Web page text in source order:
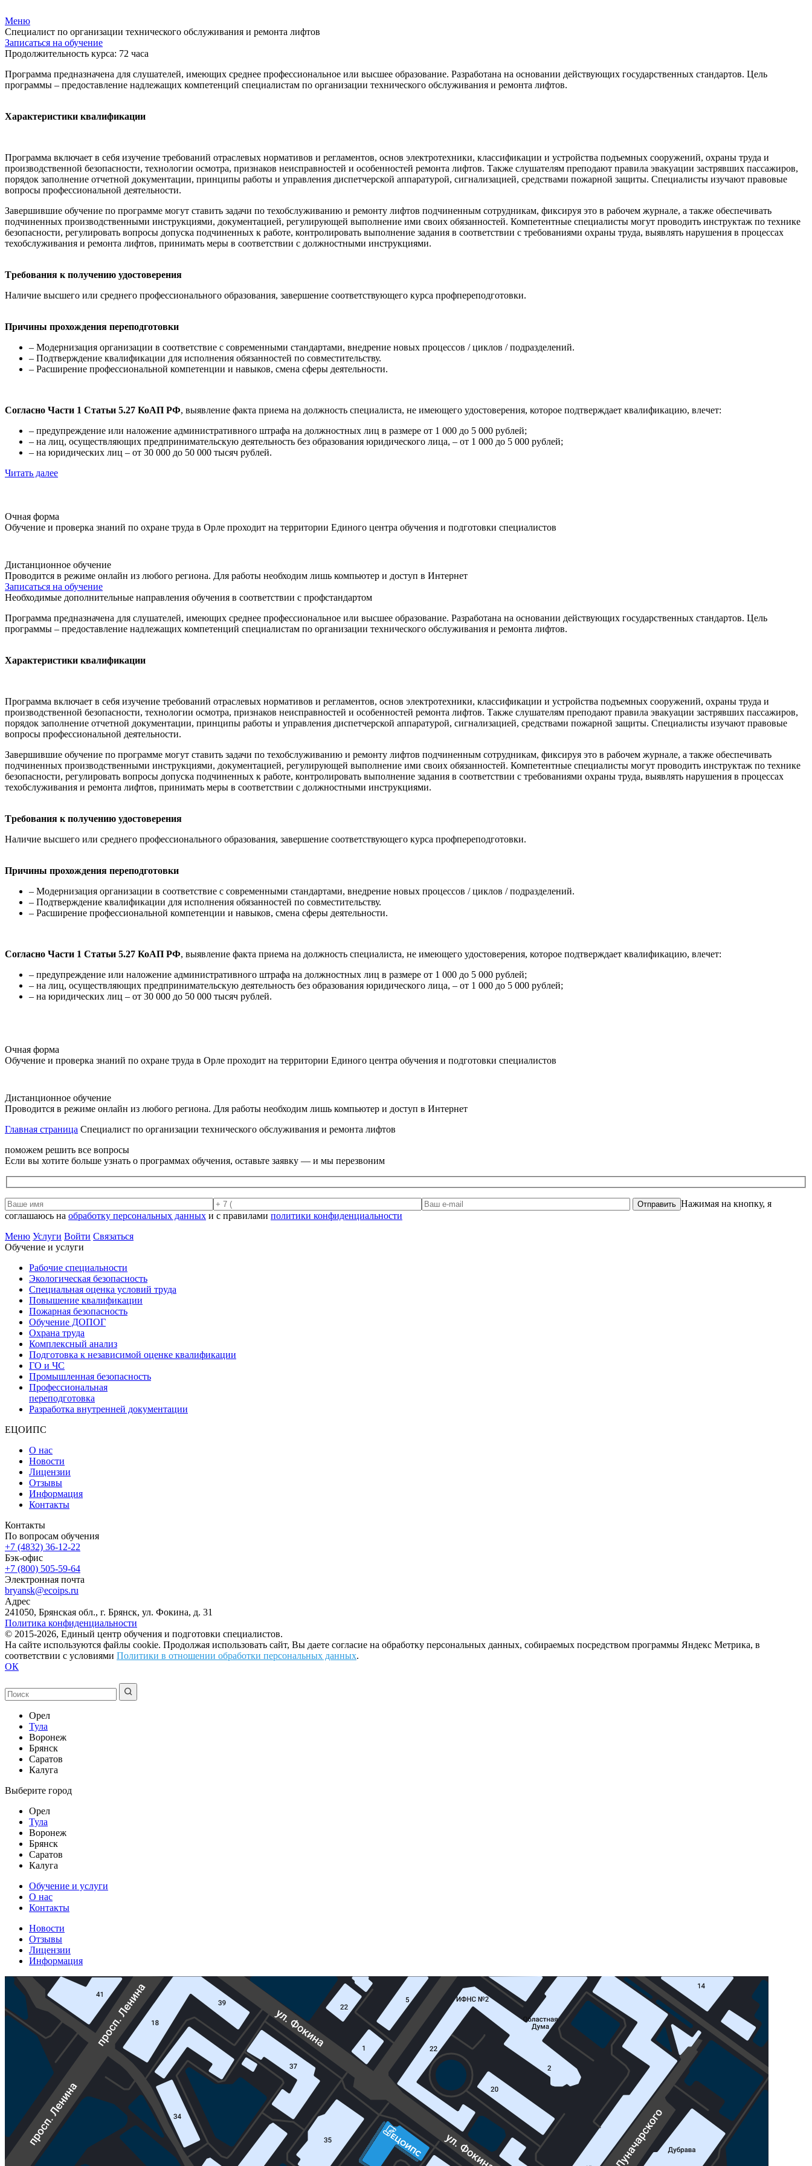
Меню
Специалист по организации технического обслуживания и ремонта лифтов
Записаться на обучение
Продолжительность курса: 72 часа
Программа предназначена для слушателей, имеющих среднее профессиональное или высшее образование. Разработана на основании действующих государственных стандартов. Цель
программы – предоставление надлежащих компетенций специалистам по организации технического обслуживания и ремонта лифтов.
Характеристики квалификации
Программа включает в себя изучение требований отраслевых нормативов и регламентов, основ электротехники, классификации и устройства подъемных сооружений, охраны труда и
производственной безопасности, технологии осмотра, признаков неисправностей и особенностей ремонта лифтов. Также слушателям преподают правила эвакуации застрявших пассажиров,
порядок заполнение отчетной документации, принципы работы и управления диспетчерской аппаратурой, сигнализацией, средствами пожарной защиты. Специалисты изучают правовые
вопросы профессиональной деятельности.
Завершившие обучение по программе могут ставить задачи по техобслуживанию и ремонту лифтов подчиненным сотрудникам, фиксируя это в рабочем журнале, а также обеспечивать
подчиненных производственными инструкциями, документацией, регулирующей выполнение ими своих обязанностей. Компетентные специалисты могут проводить инструктаж по технике
безопасности, регулировать вопросы допуска подчиненных к работе, контролировать выполнение задания в соответствии с требованиями охраны труда, выявлять нарушения в процессах
техобслуживания и ремонта лифтов, принимать меры в соответствии с должностными инструкциями.
Tребования к получению удостоверения
Наличие высшего или среднего профессионального образования, завершение соответствующего курса профпереподготовки.
Причины прохождения переподготовки
– Модернизация организации в соответствие с современными стандартами, внедрение новых процессов / циклов / подразделений.
– Подтверждение квалификации для исполнения обязанностей по совместительству.
– Расширение профессиональной компетенции и навыков, смена сферы деятельности.
Согласно Части 1 Статьи 5.27 КоАП РФ, выявление факта приема на должность специалиста, не имеющего удостоверения, которое подтверждает квалификацию, влечет:
– предупреждение или наложение административного штрафа на должностных лиц в размере от 1 000 до 5 000 рублей;
– на лиц, осуществляющих предпринимательскую деятельность без образования юридического лица, – от 1 000 до 5 000 рублей;
– на юридических лиц – от 30 000 до 50 000 тысяч рублей.
Читать далее
Очная форма
Обучение и проверка знаний по охране труда в Орле проходит на территории Единого центра обучения и подготовки специалистов
Дистанционное обучение
Проводится в режиме онлайн из любого региона. Для работы необходим лишь компьютер и доступ в Интернет
Записаться на обучение
Необходимые дополнительные направления обучения в соответствии с профстандартом
Программа предназначена для слушателей, имеющих среднее профессиональное или высшее образование. Разработана на основании действующих государственных стандартов. Цель
программы – предоставление надлежащих компетенций специалистам по организации технического обслуживания и ремонта лифтов.
Характеристики квалификации
Программа включает в себя изучение требований отраслевых нормативов и регламентов, основ электротехники, классификации и устройства подъемных сооружений, охраны труда и
производственной безопасности, технологии осмотра, признаков неисправностей и особенностей ремонта лифтов. Также слушателям преподают правила эвакуации застрявших пассажиров,
порядок заполнение отчетной документации, принципы работы и управления диспетчерской аппаратурой, сигнализацией, средствами пожарной защиты. Специалисты изучают правовые
вопросы профессиональной деятельности.
Завершившие обучение по программе могут ставить задачи по техобслуживанию и ремонту лифтов подчиненным сотрудникам, фиксируя это в рабочем журнале, а также обеспечивать
подчиненных производственными инструкциями, документацией, регулирующей выполнение ими своих обязанностей. Компетентные специалисты могут проводить инструктаж по технике
безопасности, регулировать вопросы допуска подчиненных к работе, контролировать выполнение задания в соответствии с требованиями охраны труда, выявлять нарушения в процессах
техобслуживания и ремонта лифтов, принимать меры в соответствии с должностными инструкциями.
Tребования к получению удостоверения
Наличие высшего или среднего профессионального образования, завершение соответствующего курса профпереподготовки.
Причины прохождения переподготовки
– Модернизация организации в соответствие с современными стандартами, внедрение новых процессов / циклов / подразделений.
– Подтверждение квалификации для исполнения обязанностей по совместительству.
– Расширение профессиональной компетенции и навыков, смена сферы деятельности.
Согласно Части 1 Статьи 5.27 КоАП РФ, выявление факта приема на должность специалиста, не имеющего удостоверения, которое подтверждает квалификацию, влечет:
– предупреждение или наложение административного штрафа на должностных лиц в размере от 1 000 до 5 000 рублей;
– на лиц, осуществляющих предпринимательскую деятельность без образования юридического лица, – от 1 000 до 5 000 рублей;
– на юридических лиц – от 30 000 до 50 000 тысяч рублей.
Очная форма
Обучение и проверка знаний по охране труда в Орле проходит на территории Единого центра обучения и подготовки специалистов
Дистанционное обучение
Проводится в режиме онлайн из любого региона. Для работы необходим лишь компьютер и доступ в Интернет
Главная страница Специалист по организации технического обслуживания и ремонта лифтов
поможем решить все вопросы
Если вы хотите больше узнать о программах обучения, оставьте заявку — и мы перезвоним
Отправить Нажимая на кнопку, я
соглашаюсь на обработку персональных данных и с правилами политики конфиденциальности
Меню Услуги Войти Связаться
Обучение и услуги
Рабочие специальности
Экологическая безопасность
Специальная оценка условий труда
Повышение квалификации
Пожарная безопасность
Обучение ДОПОГ
Охрана труда
Комплексный анализ
Подготовка к независимой оценке квалификации
ГО и ЧС
Промышленная безопасность
Профессиональная
переподготовка
Разработка внутренней документации
ЕЦОИПС
О нас
Новости
Лицензии
Отзывы
Информация
Контакты
Контакты
По вопросам обучения
+7 (4832) 36-12-22
Бэк-офис
+7 (800) 505-59-64
Электронная почта
bryansk@ecoips.ru
Адрес
241050, Брянская обл., г. Брянск, ул. Фокина, д. 31
Политика конфиденциальности
© 2015-2026, Единый центр обучения и подготовки специалистов.
На сайте используются файлы cookie. Продолжая использовать сайт, Вы даете согласие на обработку персональных данных, собираемых посредством программы Яндекс Метрика, в
соответствии с условиями Политики в отношении обработки персональных данных.
ОК
Орел
Тула
Воронеж
Брянск
Саратов
Калуга
Выберите город
Орел
Тула
Воронеж
Брянск
Саратов
Калуга
Обучение и услуги
О нас
Контакты
Новости
Отзывы
Лицензии
Информация